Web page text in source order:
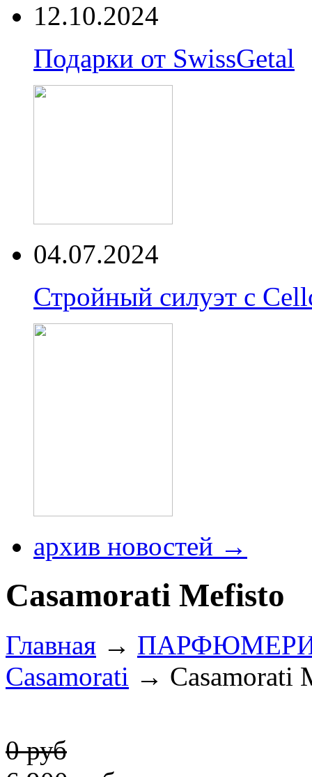
12.10.2024
Подарки от SwissGetal
04.07.2024
Стройный силуэт с
архив новостей →
Casamorati Mefisto
Главная →
Casamorati → Casamorati
0 руб